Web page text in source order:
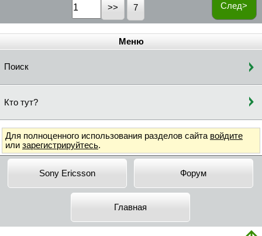
След>
7
Меню
Поиск
Кто тут?
Для полноценного использования разделов сайта войдите
или зарегистрируйтесь.
Sony Ericsson Форум
Главная